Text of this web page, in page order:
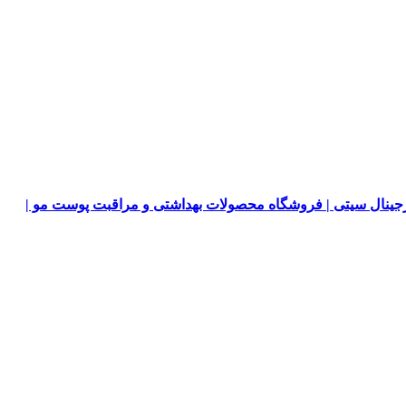
سیتی | فروشگاه محصولات بهداشتی و مراقبت پوست مو |